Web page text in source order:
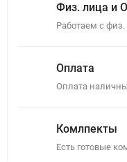
Физ. лица и
Работаем с
Оплата
Оплата
Комлпекты
Есть готовые